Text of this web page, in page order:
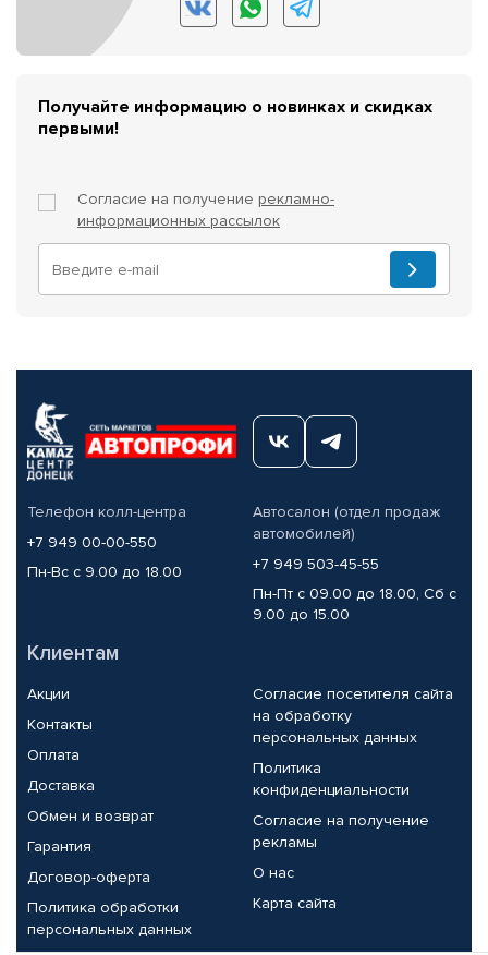
Получайте информацию о новинках и скидках
первыми!
Согласие на получение рекламно-
информационных рассылок
Телефон колл-центра
+7 949 00-00-550
Пн-Вс с 9.00 до 18.00
Автосалон (отдел продаж
автомобилей)
+7 949 503-45-55
Пн-Пт с 09.00 до 18.00, Сб с
9.00 до 15.00
Клиентам
Акции
Контакты
Оплата
Доставка
Обмен и возврат
Гарантия
Договор-оферта
Политика обработки
персональных данных
Согласие посетителя сайта
на обработку
персональных данных
Политика
конфиденциальности
Согласие на получение
рекламы
О нас
Карта сайта